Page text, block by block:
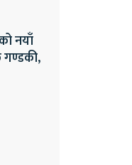
नयाँ
गण्डकी,